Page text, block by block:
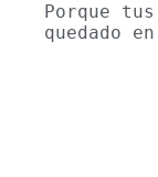
Porque
quedado